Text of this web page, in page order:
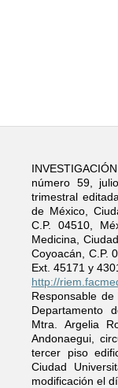
número 59,
trimestral
de México,
C.P. 04510,
Medicina,
Coyoacán, C.P.
Ext. 45171 y
http://
Responsable
Departamento
Mtra. Argelia
Andonaegui,
tercer piso
Ciudad
modificación el